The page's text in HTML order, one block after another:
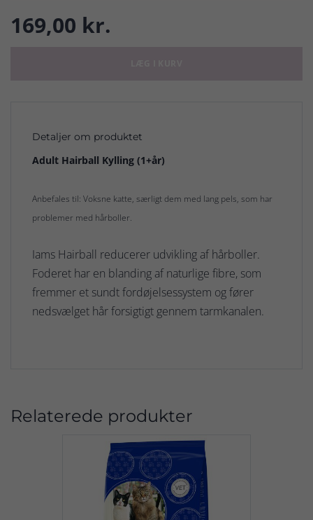
169,00 kr.
Detaljer om produktet
Adult Hairball Kylling (1+år)
Anbefales til: Voksne katte, særligt dem med lang pels, som har
problemer med hårboller.
Iams Hairball reducerer udvikling af hårboller.
Foderet har en blanding af naturlige fibre, som
fremmer et sundt fordøjelsessystem og fører
nedsvælget hår forsigtigt gennem tarmkanalen.
Relaterede produkter